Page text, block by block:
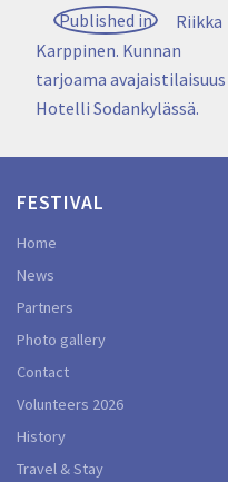
Post
navigation
Published in
Riikka
Karppinen. Kunnan
tarjoama avajaistilaisuus
Hotelli Sodankylässä.
FESTIVAL
Home
News
Partners
Photo gallery
Contact
Volunteers 2026
History
Travel & Stay